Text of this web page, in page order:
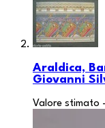
Araldica,
Giovanni
Valore stimato